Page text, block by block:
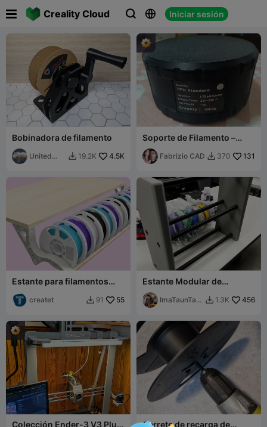
Creality Cloud   Iniciar sesión
 
Bobinadora de filamento
United
 19.2K 4.5K
Soporte de Filamento –
Contenedor de Carrete
Fabrizio CAD  370 131
Estante para filamentos
createt  91 55
Estante Modular de
Filamento [Totalmente
Imprimible, soporta más de
14 kg]
ImaTaunTau
 1.3K 456
Colección Ender-3 V3 Plus
Carrete de recarga de